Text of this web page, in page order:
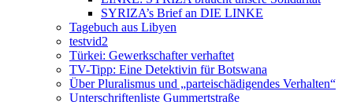
SYRIZA’s Brief an DIE LINKE
Tagebuch aus Libyen
testvid2
Türkei: Gewerkschafter verhaftet
TV-Tipp: Eine Detektivin für Botswana
Über Pluralismus und „parteischädigendes Verhalten“
Unterschriftenliste Gummertstraße